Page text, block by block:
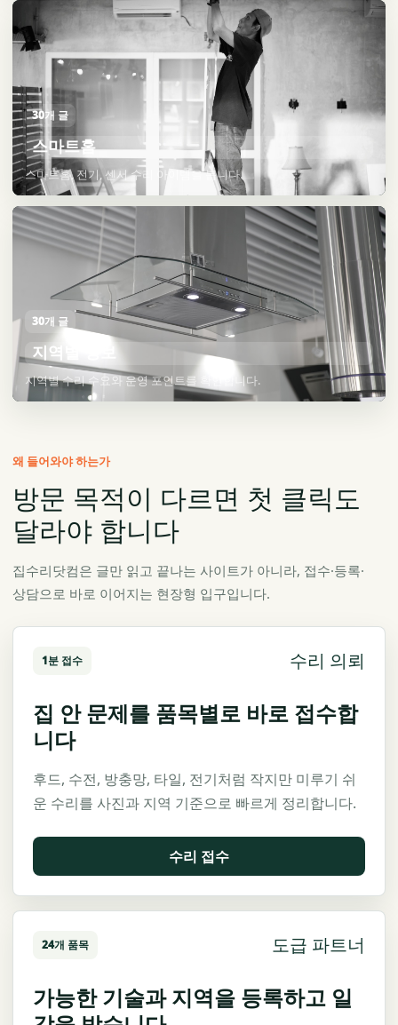
30개 글
스마트홈
스마트홈, 전기, 센서 수리 아이템을 봅니다.
30개 글
지역별 정보
지역별 수리 수요와 운영 포인트를 확인합니다.
왜 들어와야 하는가
방문 목적이 다르면 첫 클릭도
달라야 합니다
집수리닷컴은 글만 읽고 끝나는 사이트가 아니라, 접수·등록·
상담으로 바로 이어지는 현장형 입구입니다.
1분 접수 수리 의뢰
집 안 문제를 품목별로 바로 접수합
니다
후드, 수전, 방충망, 타일, 전기처럼 작지만 미루기 쉬
운 수리를 사진과 지역 기준으로 빠르게 정리합니다.
수리 접수
24개 품목 도급 파트너
가능한 기술과 지역을 등록하고 일